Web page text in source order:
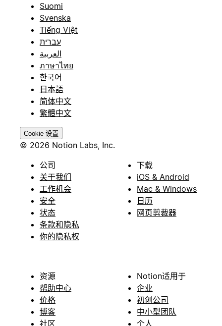
Suomi
Svenska
Tiếng Việt
עברית
العربية
ภาษาไทย
한국어
日本語
简体中文
繁體中文
Cookie 设置
© 2026 Notion Labs, Inc.
公司
关于我们
工作机会
安全
状态
条款和隐私
你的隐私权
下载
iOS & Android
Mac & Windows
日历
网页剪裁器
资源
帮助中心
价格
博客
社区
Notion适用于
企业
初创公司
中小型团队
个人